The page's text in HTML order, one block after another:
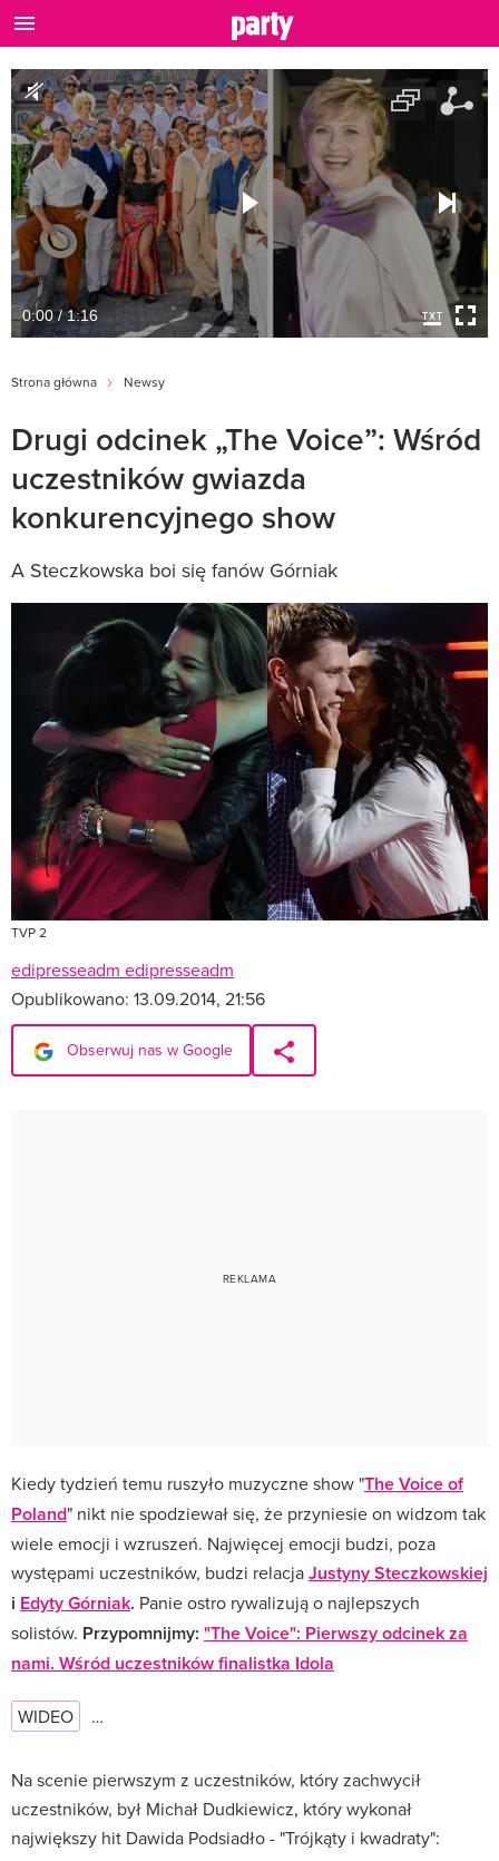
0:00 / 1:16
Strona główna Newsy
Drugi odcinek „The Voice”: Wśród
uczestników gwiazda
konkurencyjnego show
A Steczkowska boi się fanów Górniak
TVP 2
edipresseadm edipresseadm
Opublikowano: 13.09.2014, 21:56
Obserwuj nas w Google
Kiedy tydzień temu ruszyło muzyczne show "The Voice of
Poland" nikt nie spodziewał się, że przyniesie on widzom tak
wiele emocji i wzruszeń. Najwięcej emocji budzi, poza
występami uczestników, budzi relacjaJustyny Steczkowskiej
i Edyty Górniak. Panie ostro rywalizują o najlepszych
solistów. Przypomnijmy: "The Voice": Pierwszy odcinek za
nami. Wśród uczestników finalistka Idola
WIDEO …
Na scenie pierwszym z uczestników, który zachwycił
uczestników, był Michał Dudkiewicz, który wykonał
największy hit Dawida Podsiadło - "Trójkąty i kwadraty":